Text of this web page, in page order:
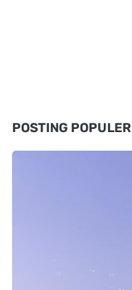
POSTING POPULER